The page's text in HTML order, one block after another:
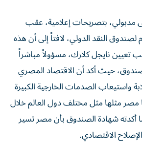
مدبولي، بتصريحات إعلامية، عقب
لصندوق النقد الدولي، لافتاً إلى أن هذه
تعيين نايجل كلارك، مسؤولاً مباشراً
حيث أكد أن الاقتصاد المصري
واستيعاب الصدمات الخارجية الكبيرة
مثلها مثل مختلف دول العالم خلال
أكدته شهادة الصندوق بأن مصر تسير
الاقتصادي.